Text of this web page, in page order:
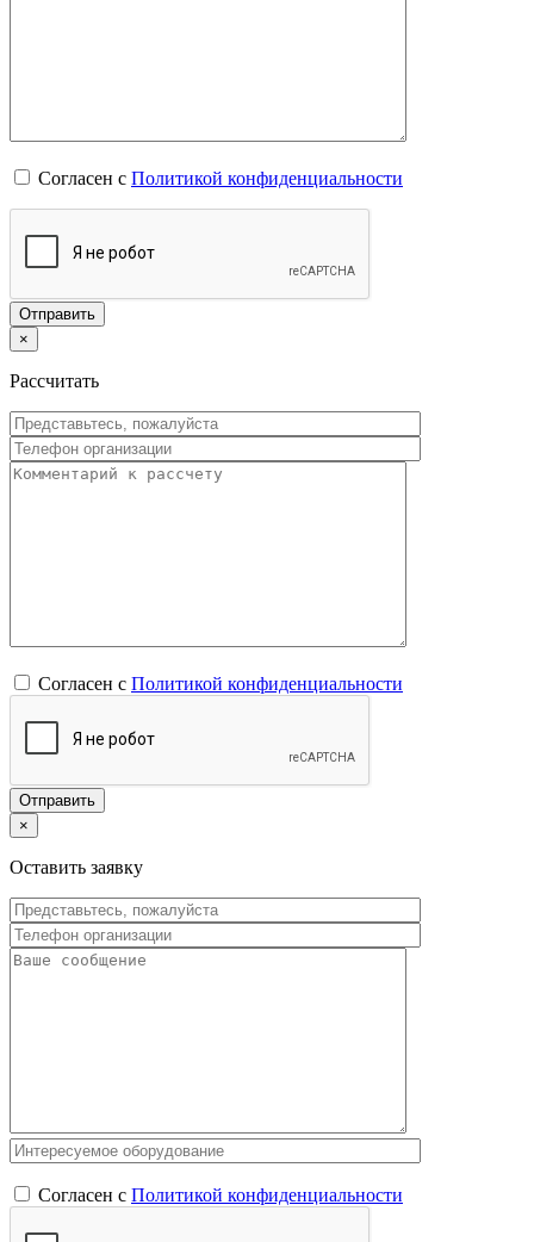
Согласен с Политикой конфиденциальности
×
Рассчитать
Согласен с Политикой конфиденциальности
×
Оставить заявку
Согласен с Политикой конфиденциальности